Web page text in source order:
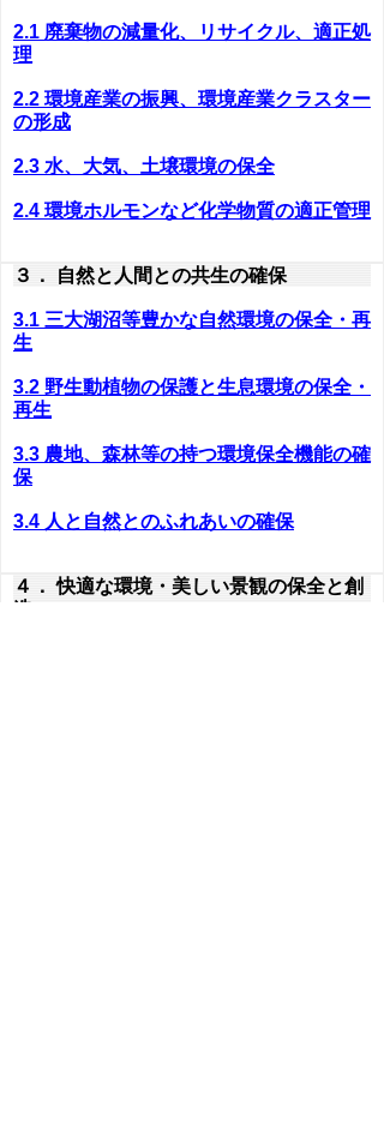
2.1 廃棄物の減量化、リサイクル、適正処
理
2.2 環境産業の振興、環境産業クラスター
の形成
2.3 水、大気、土壌環境の保全
2.4 環境ホルモンなど化学物質の適正管理
３． 自然と人間との共生の確保
3.1 三大湖沼等豊かな自然環境の保全・再
生
3.2 野生動植物の保護と生息環境の保全・
再生
3.3 農地、森林等の持つ環境保全機能の確
保
3.4 人と自然とのふれあいの確保
４． 快適な環境・美しい景観の保全と創
造